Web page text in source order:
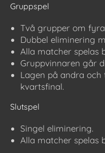
Gruppspel
Två grupper om
Dubbel eliminering
Alla matcher spelas
Gruppvinnaren går
Lagen på andra
kvartsfinal.
Slutspel
Singel eliminering.
Alla matcher spelas